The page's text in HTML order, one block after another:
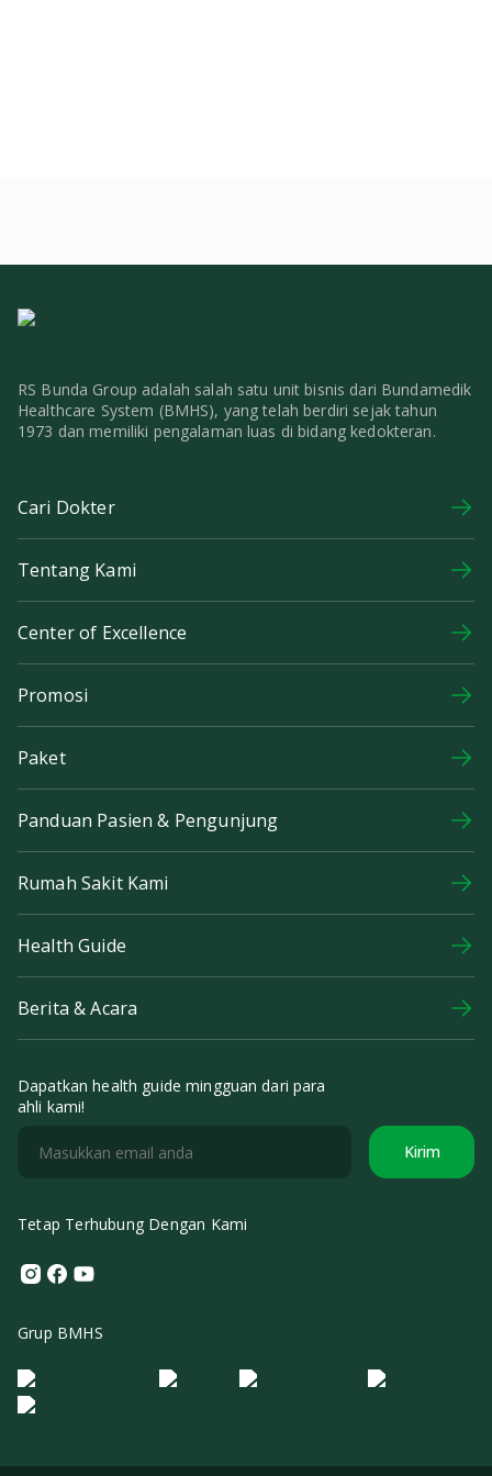
RS Bunda Group adalah salah satu unit bisnis dari Bundamedik
Healthcare System (BMHS), yang telah berdiri sejak tahun
1973 dan memiliki pengalaman luas di bidang kedokteran.
Cari Dokter
Tentang Kami
Center of Excellence
Promosi
Paket
Panduan Pasien & Pengunjung
Rumah Sakit Kami
Health Guide
Berita & Acara
Dapatkan health guide mingguan dari para
ahli kami!
Kirim
Tetap Terhubung Dengan Kami
Instagram
Facebook
Youtube
Grup BMHS
Logo Morula IFV Logo ER
Logo Diagnos
Logo IRSI